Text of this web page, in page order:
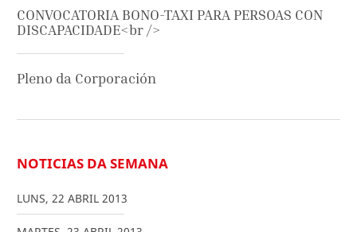
CONVOCATORIA BONO-TAXI PARA PERSOAS CON
DISCAPACIDADE<br />
Pleno da Corporación
NOTICIAS DA SEMANA
LUNS, 22 ABRIL 2013